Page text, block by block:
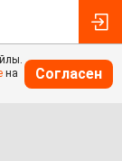
на
Согласен